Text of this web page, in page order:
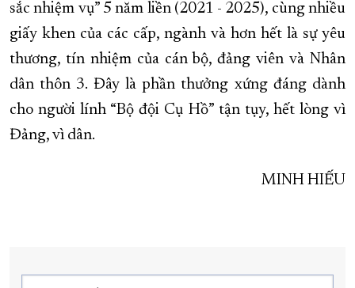
sắc nhiệm vụ” 5 năm liền (2021 - 2025), cùng nhiều
giấy khen của các cấp, ngành và hơn hết là sự yêu
thương, tín nhiệm của cán bộ, đảng viên và Nhân
dân thôn 3. Đây là phần thưởng xứng đáng dành
cho người lính “Bộ đội Cụ Hồ” tận tụy, hết lòng vì
Đảng, vì dân.
MINH HIẾU